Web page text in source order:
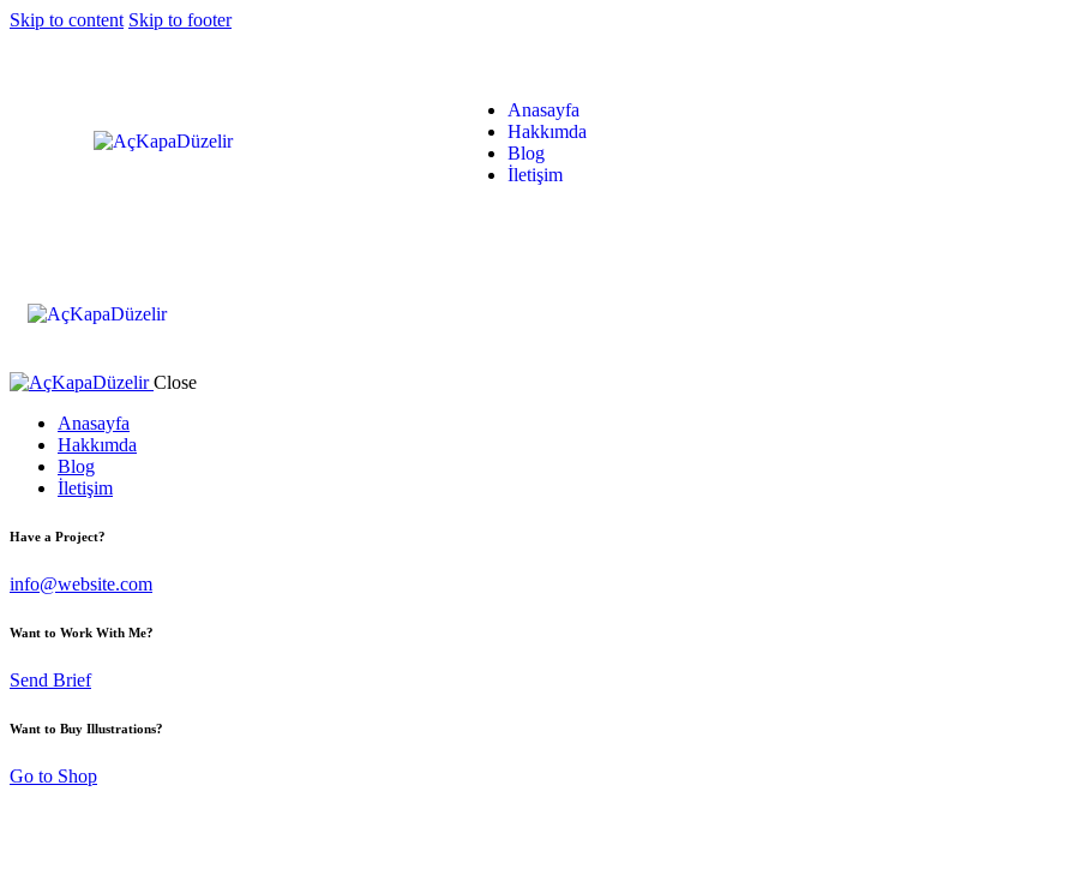
Skip to content Skip to footer
Anasayfa
Hakkımda
Blog
İletişim
Close
Anasayfa
Hakkımda
Blog
İletişim
Have a Project?
info@website.com
Want to Work With Me?
Send Brief
Want to Buy Illustrations?
Go to Shop